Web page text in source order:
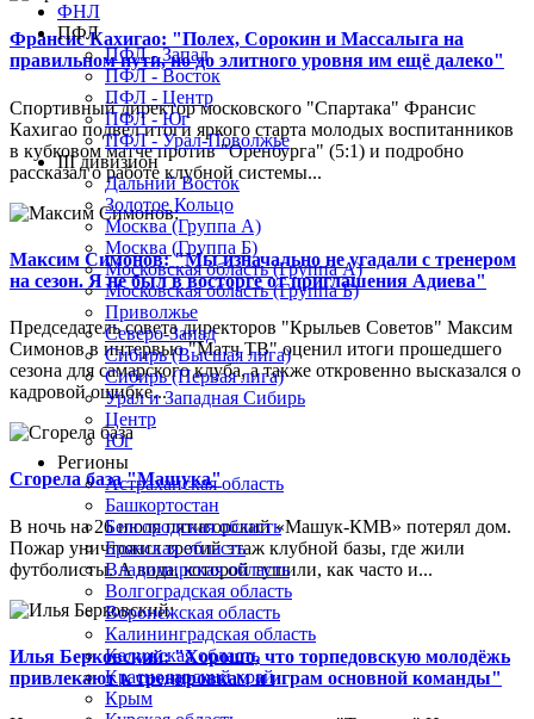
Франсис Кахигао: "Полех, Сорокин и Массалыга на
правильном пути, но до элитного уровня им ещё далеко"
Спортивный директор московского "Спартака" Франсис
Кахигао подвел итоги яркого старта молодых воспитанников
в кубковом матче против "Оренбурга" (5:1) и подробно
рассказал о работе клубной системы...
Максим Симонов: "Мы изначально не угадали с тренером
на сезон. Я не был в восторге от приглашения Адиева"
Председатель совета директоров "Крыльев Советов" Максим
Симонов в интервью "Матч ТВ" оценил итоги прошедшего
сезона для самарского клуба, а также откровенно высказался о
кадровой ошибке...
Сгорела база "Машука"
В ночь на 26 июля пятигорский «Машук-КМВ» потерял дом.
Пожар уничтожил третий этаж клубной базы, где жили
футболисты. А вода, которой тушили, как часто и...
Илья Берковский: "Хорошо, что торпедовскую молодёжь
привлекают к тренировкам и играм основной команды"
ФНЛ
ПФЛ
ПФЛ - Запад
ПФЛ - Восток
ПФЛ - Центр
ПФЛ - Юг
ПФЛ - Урал-Поволжье
III дивизион
Дальний Восток
Золотое Кольцо
Москва (Группа А)
Москва (Группа Б)
Московская область (Группа А)
Московская область (Группа Б)
Приволжье
Северо-Запад
Сибирь (Высшая лига)
Сибирь (Первая лига)
Урал и Западная Сибирь
Центр
Юг
Регионы
Астраханская область
Башкортостан
Белгородская область
Брянская область
Владимирская область
Волгоградская область
Воронежская область
Калининградская область
Калужская область
Краснодарский край
Крым